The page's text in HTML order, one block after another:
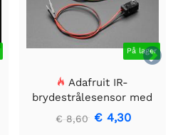

På lager
Adafruit IR-
brydestrålesensor med
premium ledningsstuds -
5 mm LED'er
€ 8,60 € 4,30